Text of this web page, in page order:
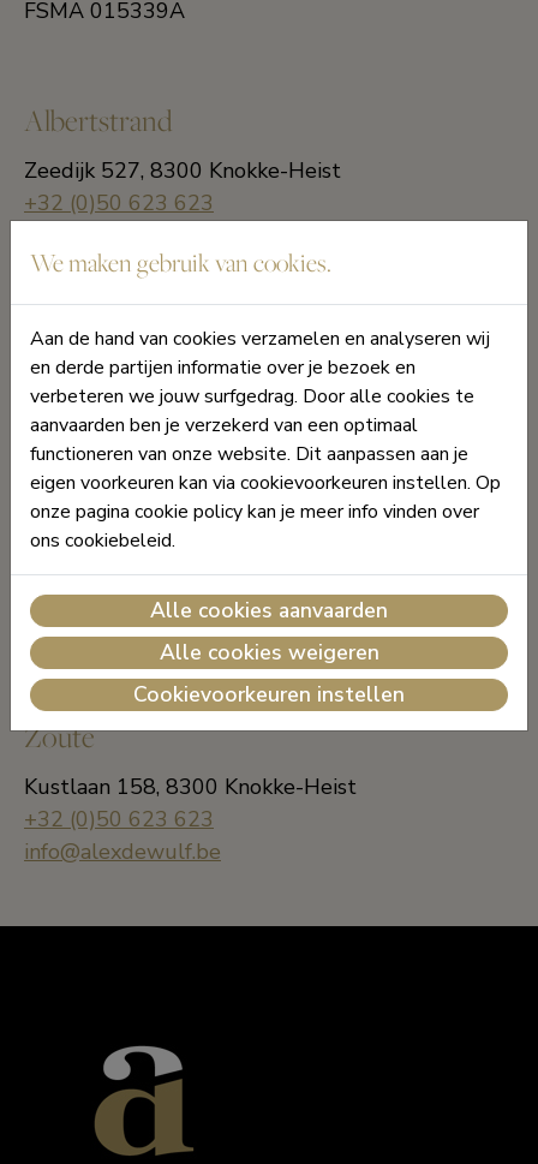
FSMA 015339A
Albertstrand
Zeedijk 527, 8300 Knokke-Heist
+32 (0)50 623 623
Rubensplein
Koningslaan 252, 8300 Knokke-Heist
+32 (0)50 623 623
info@alexdewulf.be
Zonnelaan
Zonnelaan 28, 8300 Knokke-Heist
+32 (0)50 623 623
info@alexdewulf.be
Zoute
Kustlaan 158, 8300 Knokke-Heist
+32 (0)50 623 623
info@alexdewulf.be
We maken gebruik van cookies.
Aan de hand van cookies verzamelen en analyseren wij
en derde partijen informatie over je bezoek en
verbeteren we jouw surfgedrag. Door alle cookies te
aanvaarden ben je verzekerd van een optimaal
functioneren van onze website. Dit aanpassen aan je
eigen voorkeuren kan via cookievoorkeuren instellen. Op
onze pagina cookie policy kan je meer info vinden over
ons cookiebeleid.
Alle cookies aanvaarden
Alle cookies weigeren
Cookievoorkeuren instellen